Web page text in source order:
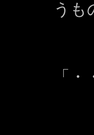
うも
「